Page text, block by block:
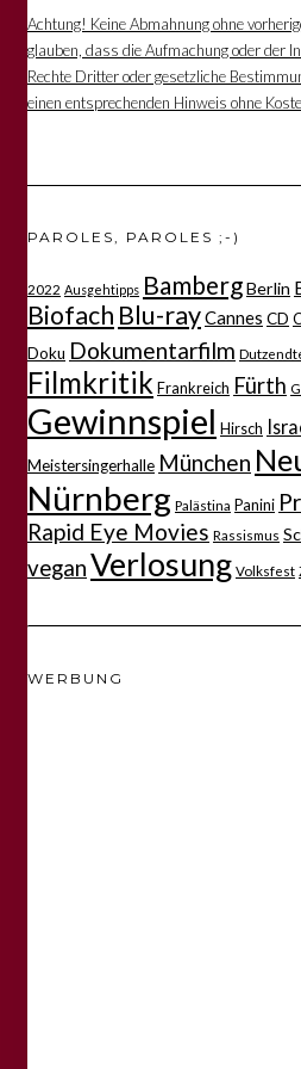
Achtung! Keine Abmahnung ohne
glauben, dass die Aufmachung oder der
Rechte Dritter oder gesetzliche
einen entsprechenden Hinweis ohne
PAROLES, PAROLES ;-)
2022 Ausgehtipps BambergBerlin
Biofach Blu-rayCannes CD
Doku Dokumentarfilm
Filmkritik Frankreich Fürth
Gewinnspiel Hirsch
Meistersingerhalle München
Nürnberg Palästina Panini
Rapid Eye Movies Rassismus
veganVerlosung Volksfest
WERBUNG